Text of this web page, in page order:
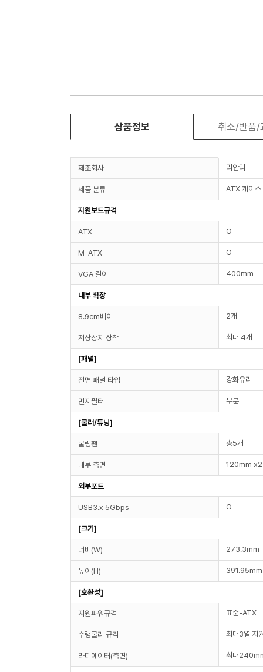
상품정보 취소/반품/
제조회사 리안리
제품 분류 ATX 케이스
지원보드규격
ATX O
M-ATX O
VGA 길이 400mm
내부 확장
8.9cm베이 2개
저장장치 장착 최대 4개
[패널]
전면 패널 타입 강화유리
먼지필터 부분
[쿨러/튜닝]
쿨링팬 총5개
내부 측면 120mm x2
외부포트
USB3.x 5Gbps O
[크기]
너비(W) 273.3mm
높이(H) 391.95mm
[호환성]
지원파워규격 표준-ATX
수랭쿨러 규격 최대3열 지
라디에이터(측면) 최대